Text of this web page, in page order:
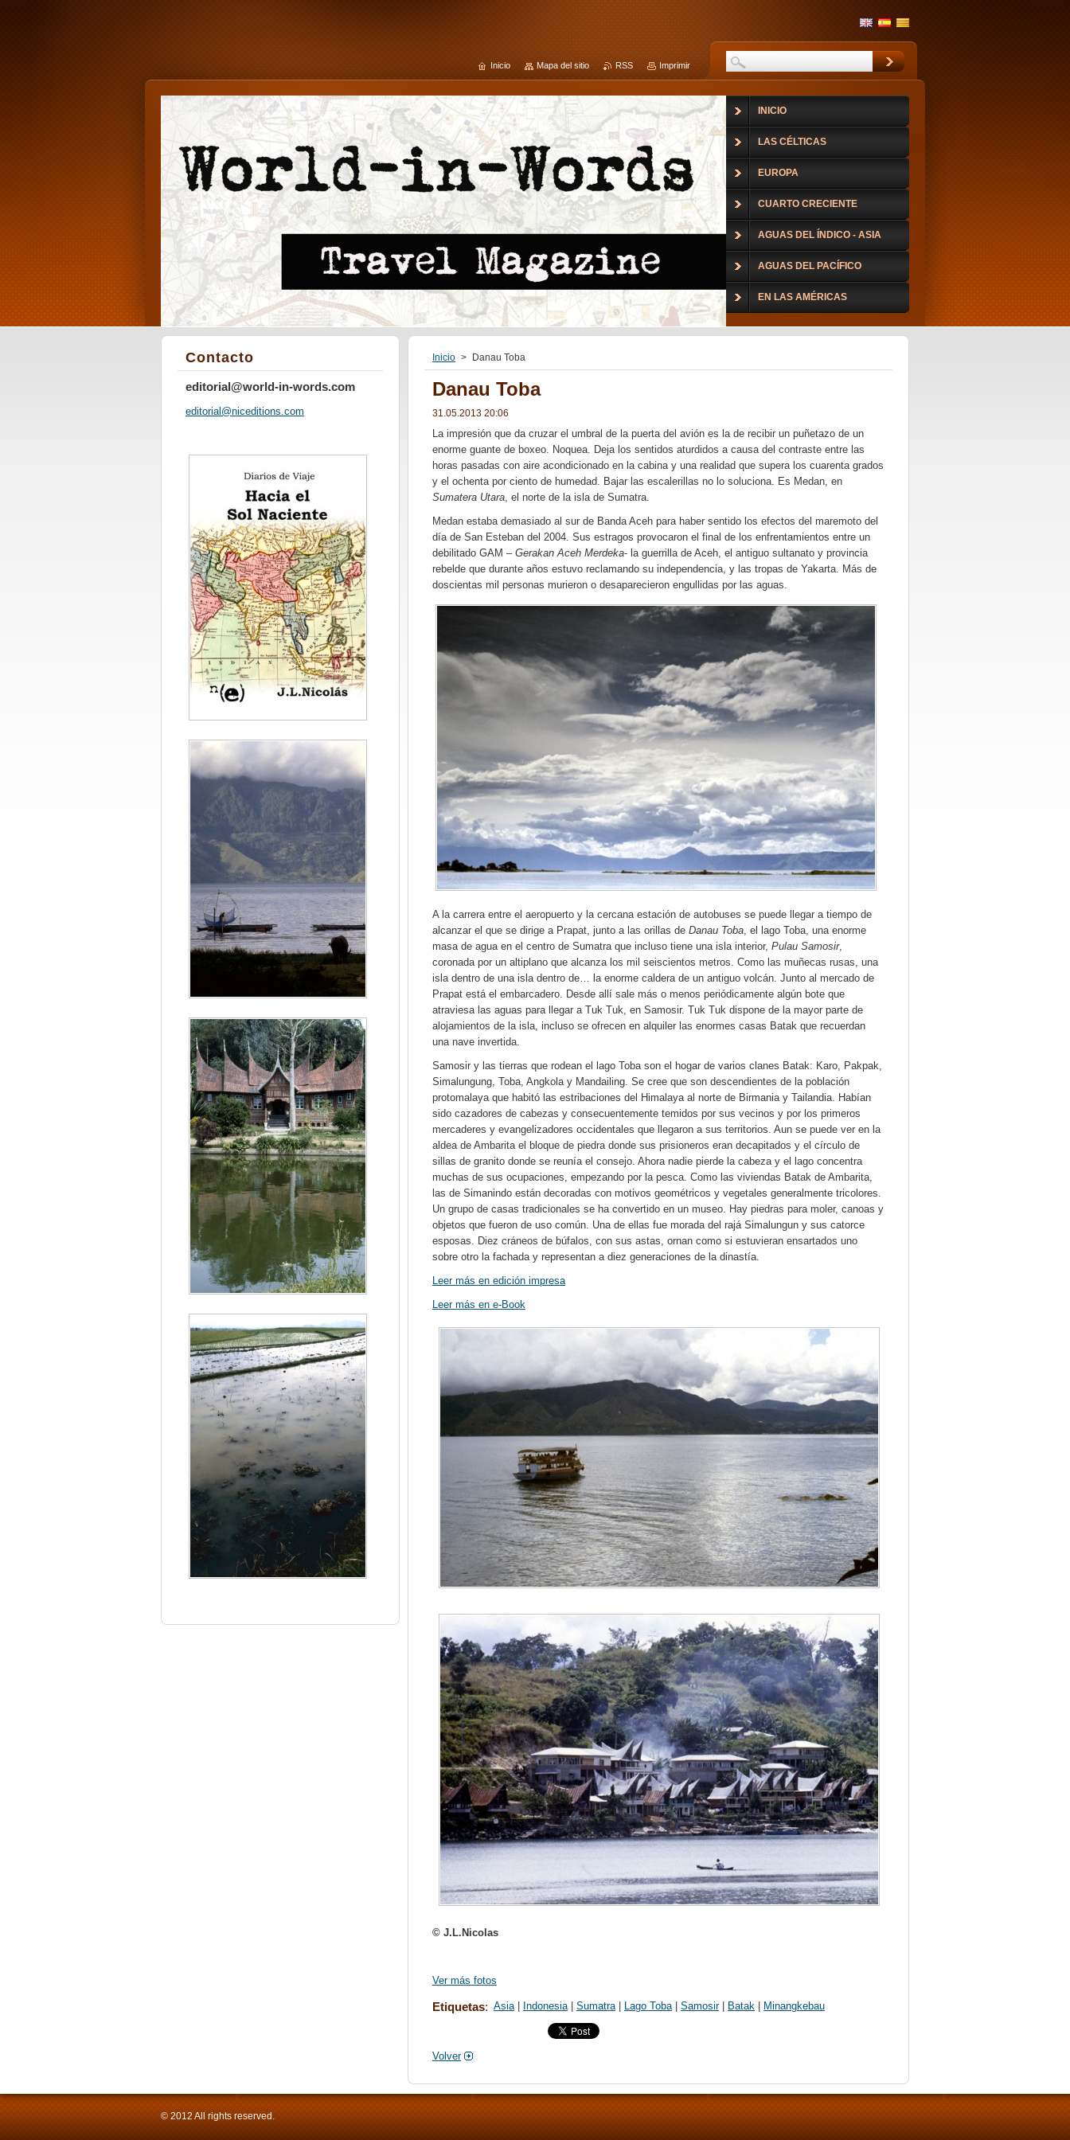
Inicio > Danau Toba
Danau Toba
31.05.2013 20:06
La impresión que da cruzar el umbral de la puerta del avión es la de recibir un puñetazo de un
enorme guante de boxeo. Noquea. Deja los sentidos aturdidos a causa del contraste entre las
horas pasadas con aire acondicionado en la cabina y una realidad que supera los cuarenta grados
y el ochenta por ciento de humedad. Bajar las escalerillas no lo soluciona. Es Medan, en
Sumatera Utara, el norte de la isla de Sumatra.
Medan estaba demasiado al sur de Banda Aceh para haber sentido los efectos del maremoto del
día de San Esteban del 2004. Sus estragos provocaron el final de los enfrentamientos entre un
debilitado GAM – Gerakan Aceh Merdeka- la guerrilla de Aceh, el antiguo sultanato y provincia
rebelde que durante años estuvo reclamando su independencia, y las tropas de Yakarta. Más de
doscientas mil personas murieron o desaparecieron engullidas por las aguas.
A la carrera entre el aeropuerto y la cercana estación de autobuses se puede llegar a tiempo de
alcanzar el que se dirige a Prapat, junto a las orillas de Danau Toba, el lago Toba, una enorme
masa de agua en el centro de Sumatra que incluso tiene una isla interior, Pulau Samosir,
coronada por un altiplano que alcanza los mil seiscientos metros. Como las muñecas rusas, una
isla dentro de una isla dentro de… la enorme caldera de un antiguo volcán. Junto al mercado de
Prapat está el embarcadero. Desde allí sale más o menos periódicamente algún bote que
atraviesa las aguas para llegar a Tuk Tuk, en Samosir. Tuk Tuk dispone de la mayor parte de
alojamientos de la isla, incluso se ofrecen en alquiler las enormes casas Batak que recuerdan
una nave invertida.
Samosir y las tierras que rodean el lago Toba son el hogar de varios clanes Batak: Karo, Pakpak,
Simalungung, Toba, Angkola y Mandailing. Se cree que son descendientes de la población
protomalaya que habitó las estribaciones del Himalaya al norte de Birmania y Tailandia. Habían
sido cazadores de cabezas y consecuentemente temidos por sus vecinos y por los primeros
mercaderes y evangelizadores occidentales que llegaron a sus territorios. Aun se puede ver en la
aldea de Ambarita el bloque de piedra donde sus prisioneros eran decapitados y el círculo de
sillas de granito donde se reunía el consejo. Ahora nadie pierde la cabeza y el lago concentra
muchas de sus ocupaciones, empezando por la pesca. Como las viviendas Batak de Ambarita,
las de Simanindo están decoradas con motivos geométricos y vegetales generalmente tricolores.
Un grupo de casas tradicionales se ha convertido en un museo. Hay piedras para moler, canoas y
objetos que fueron de uso común. Una de ellas fue morada del rajá Simalungun y sus catorce
esposas. Diez cráneos de búfalos, con sus astas, ornan como si estuvieran ensartados uno
sobre otro la fachada y representan a diez generaciones de la dinastía.
Leer más en edición impresa
Leer más en e-Book
© J.L.Nicolas
Ver más fotos
Etiquetas: Asia Indonesia Sumatra Lago Toba Samosir Batak Minangkebau
Volver
Contacto
editorial@world-in-words.com
editorial@niceditions.com
INICIO
LAS CÉLTICAS
EUROPA
CUARTO CRECIENTE
AGUAS DEL ÍNDICO - ASIA
AGUAS DEL PACÍFICO
EN LAS AMÉRICAS
Inicio Mapa del sitio RSS Imprimir
© 2012 All rights reserved.